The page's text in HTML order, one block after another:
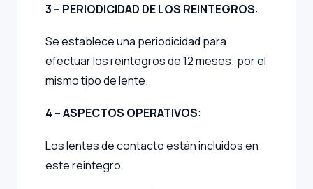
3 – PERIODICIDAD DE LOS REINTEGROS:
Se establece una periodicidad para
efectuar los reintegros de 12 meses; por el
mismo tipo de lente.
4 – ASPECTOS OPERATIVOS:
Los lentes de contacto están incluidos en
este reintegro.